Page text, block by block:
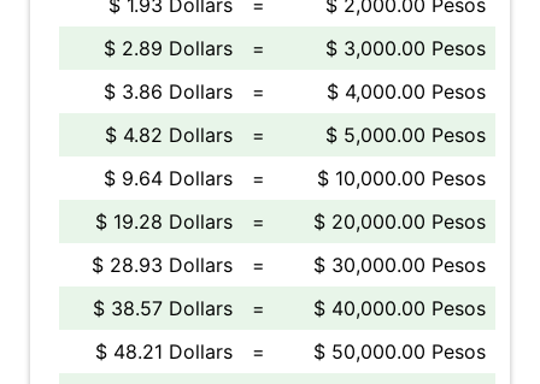
$ 1.93 Dollars
=
$ 2,000.00 Pesos
$ 2.89 Dollars
=
$ 3,000.00 Pesos
$ 3.86 Dollars
=
$ 4,000.00 Pesos
$ 4.82 Dollars
=
$ 5,000.00 Pesos
$ 9.64 Dollars
=
$ 10,000.00 Pesos
$ 19.28 Dollars
=
$ 20,000.00 Pesos
$ 28.93 Dollars
=
$ 30,000.00 Pesos
$ 38.57 Dollars
=
$ 40,000.00 Pesos
$ 48.21 Dollars
=
$ 50,000.00 Pesos